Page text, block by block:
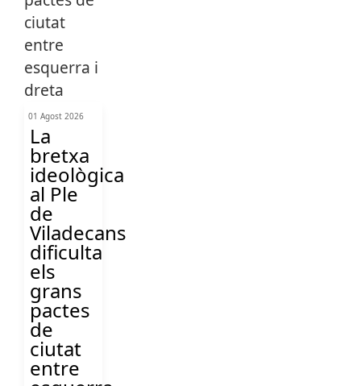
01 Agost 2026
La
bretxa
ideològica
al Ple
de
Viladecans
dificulta
els
grans
pactes
de
ciutat
entre